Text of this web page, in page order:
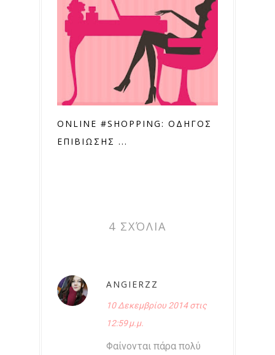
ONLINE #SHOPPING: ΟΔΗΓΟΣ
ΕΠΙΒΙΩΣΗΣ ...
4 ΣΧΌΛΙΑ
ANGIERZZ
10 Δεκεμβρίου 2014 στις
12:59 μ.μ.
Φαίνονται πάρα πολύ